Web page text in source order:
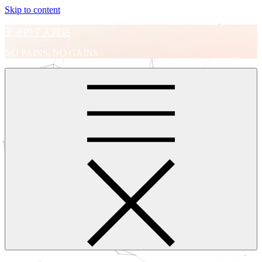
Skip to content
王进的个人网站
NO PAINS, NO GAINS.